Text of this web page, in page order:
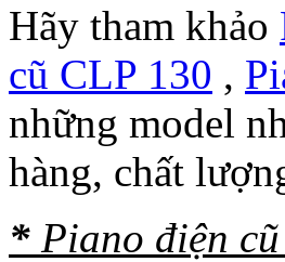
Hãy tham khảo
cũ CLP 130 ,
những model
hàng, chất
* Piano điện